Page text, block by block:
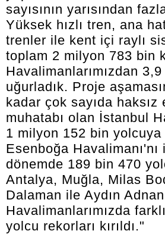
sayısının yarısından
Yüksek hızlı tren, ana
trenler ile kent içi raylı
toplam 2 milyon 783 bin
Havalimanlarımızdan
uğurladık. Proje
kadar çok sayıda haksız
muhatabı olan İstanbul
1 milyon 152 bin
Esenboğa Havalimanı'nı
dönemde 189 bin 470
Antalya, Muğla, Milas
Dalaman ile Aydın
Havalimanlarımızda
yolcu rekorları kırıldı."